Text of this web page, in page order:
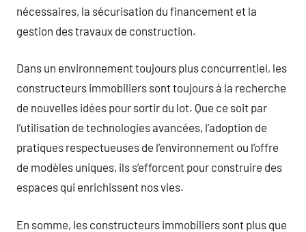
nécessaires, la sécurisation du financement et la
gestion des travaux de construction.
Dans un environnement toujours plus concurrentiel, les
constructeurs immobiliers sont toujours à la recherche
de nouvelles idées pour sortir du lot. Que ce soit par
l’utilisation de technologies avancées, l’adoption de
pratiques respectueuses de l’environnement ou l’offre
de modèles uniques, ils s’efforcent pour construire des
espaces qui enrichissent nos vies.
En somme, les constructeurs immobiliers sont plus que